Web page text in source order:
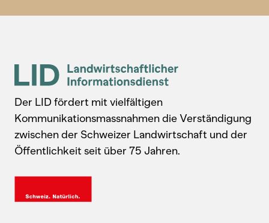
Der LID fördert mit vielfältigen
Kommunikationsmassnahmen die Verständigung
zwischen der Schweizer Landwirtschaft und der
Öffentlichkeit seit über 75 Jahren.